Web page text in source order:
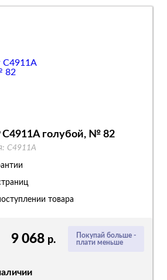
Покупай больше -
плати меньше
9 068 р.
голубой, № 82
C4911A
товара